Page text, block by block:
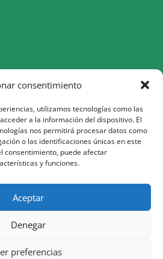
consentimiento
utilizamos tecnologías como las
a la información del dispositivo. El
nos permitirá procesar datos como
o las identificaciones únicas en este
consentimiento, puede afectar
y funciones.
Aceptar
Denegar
preferencias
i subvencionada pel Servei
i finançada al 100% pel Fons
de la resposta de la Unió Europea